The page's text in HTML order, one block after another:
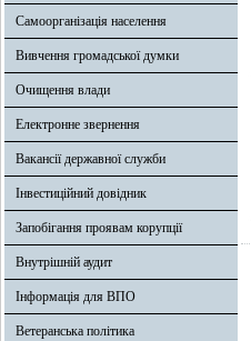
Самоорганізація населення
Вивчення громадської думки
Очищення влади
Електронне звернення
Вакансії державної служби
Інвестиційний довідник
Запобігання проявам корупції
Внутрішній аудит
Інформація для ВПО
Ветеранська політика